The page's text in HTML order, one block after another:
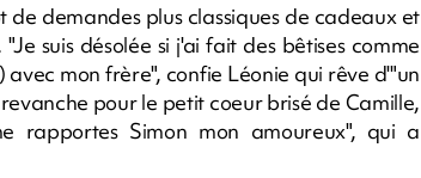
demandes plus classiques de cadeaux et
suis désolée si j'ai fait des bêtises comme
mon frère", confie Léonie qui rêve d'"un
pour le petit coeur brisé de Camille,
rapportes Simon mon amoureux", qui a